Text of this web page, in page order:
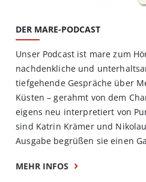
DER MARE-PODCAST
Unser Podcast ist mare zum
nachdenkliche und
tiefgehende Gespräche über
Küsten – gerahmt von dem
eigens neu interpretiert von
sind Katrin Krämer und
Ausgabe begrüßen sie einen
MEHR INFOS